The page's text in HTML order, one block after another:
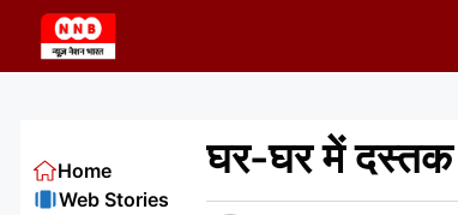
content
घर-घर में दस्तक दे
Home
Web Stories